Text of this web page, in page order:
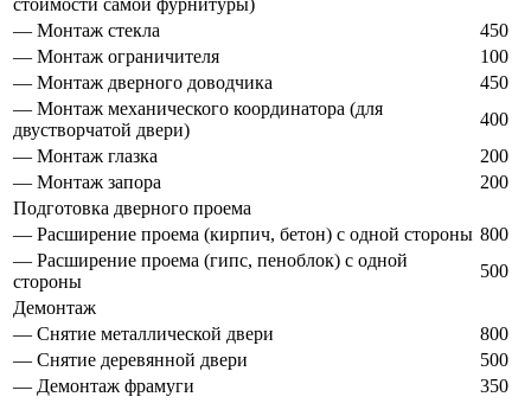
стоимости самой фурнитуры)
— Монтаж стекла
450
— Монтаж ограничителя
100
— Монтаж дверного доводчика
450
— Монтаж механического координатора (для
двустворчатой двери)
400
— Монтаж глазка
200
— Монтаж запора
200
Подготовка дверного проема
— Расширение проема (кирпич, бетон) с одной стороны 800
— Расширение проема (гипс, пеноблок) с одной
стороны
500
Демонтаж
— Снятие металлической двери
800
— Снятие деревянной двери
500
— Демонтаж фрамуги
350